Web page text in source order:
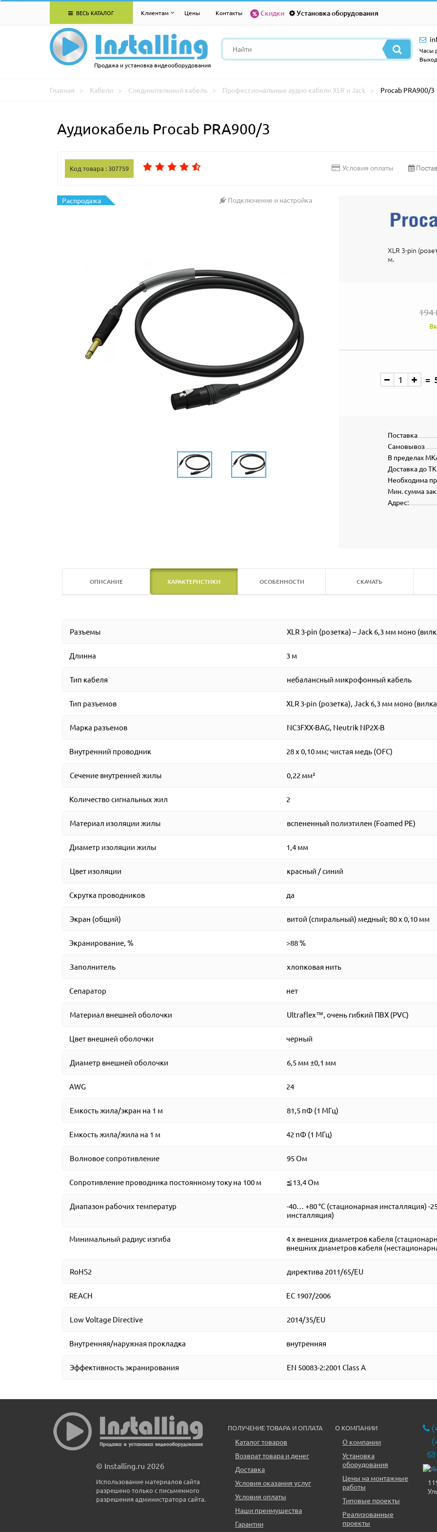
ВЕСЬ КАТАЛОГ Клиентам Цены Контакты Скидки Установка оборудования
Продажа и установка видеооборудования
Часы
Главная Кабели Соединительный кабель Профессиональные аудио кабели XLR и Jack Procab PRA900/3
Аудиокабель Procab PRA900/3
Код товара : 307759 Условия оплаты
Распродажа Подключение и настройка
XLR 3-pin
м.
194
Поставка
Самовывоз
В пределах
Доставка до ТК
Необходима
Мин. сумма
Адрес:
ОПИСАНИЕ ХАРАКТЕРИСТИКИ ОСОБЕННОСТИ СКАЧАТЬ
Разъемы XLR 3-pin (розетка) – Jack 6,3 мм моно
Длинна 3 м
Тип кабеля небалансный микрофонный кабель
Тип разъемов XLR 3-pin (розетка), Jack 6,3 мм моно
Марка разъемов NC3FXX-BAG, Neutrik NP2X-B
Внутренний проводник 28 x 0,10 мм; чистая медь (OFC)
Сечение внутренней жилы 0,22 мм²
Количество сигнальных жил 2
Материал изоляции жилы вспененный полиэтилен (Foamed PE)
Диаметр изоляции жилы 1,4 мм
Цвет изоляции красный / синий
Скрутка проводников да
Экран (общий) витой (спиральный) медный; 80 x 0,10 мм
Экранирование, % >88 %
Заполнитель хлопковая нить
Сепаратор нет
Материал внешней оболочки Ultraflex™, очень гибкий ПВХ (PVC)
Цвет внешней оболочки черный
Диаметр внешней оболочки 6,5 мм ±0,1 мм
AWG 24
Емкость жила/экран на 1 м 81,5 пФ (1 МГц)
Емкость жила/жила на 1 м 42 пФ (1 МГц)
Волновое сопротивление 95 Ом
Сопротивление проводника постоянному току на 100 м ≦13,4 Ом
Диапазон рабочих температур
-40… +80 °C (стационарная инсталляция) -
инсталляция)
Минимальный радиус изгиба
4 x внешних диаметров кабеля
внешних диаметров кабеля
RoHS2 директива 2011/65/EU
REACH EC 1907/2006
Low Voltage Directive 2014/35/EU
Внутренняя/наружная прокладка внутренняя
Эффективность экранирования EN 50083-2:2001 Class A
© Installing.ru 2026
Использование материалов сайта
разрешено только с письменного
разрешения администратора сайта.
ПОЛУЧЕНИЕ ТОВАРА И ОПЛАТА
Каталог товаров
Возврат товара и денег
Доставка
Условия оказания услуг
Условия оплаты
Наши преимущества
Гарантии
О КОМПАНИИ
О компании
Установка
оборудования
Цены на монтажные
работы
Типовые проекты
Реализованные
проекты